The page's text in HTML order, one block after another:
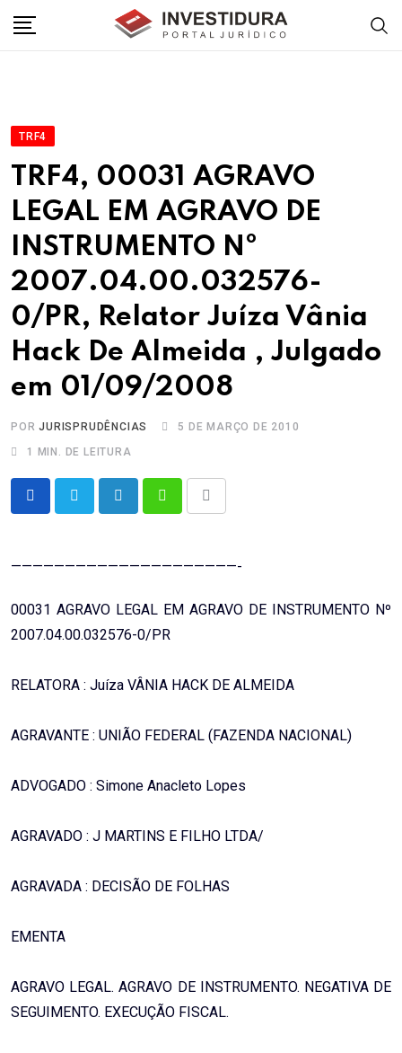
TRF4
TRF4, 00031 AGRAVO
LEGAL EM AGRAVO DE
INSTRUMENTO Nº
2007.04.00.032576-
0/PR, Relator Juíza Vânia
Hack De Almeida , Julgado
em 01/09/2008
PORJURISPRUDÊNCIAS
5 DE MARÇO DE 2010
1 MIN. DE LEITURA
LinkedIn WhatsappShare
—————————————————————-
00031 AGRAVO LEGAL EM AGRAVO DE INSTRUMENTO Nº
2007.04.00.032576-0/PR
RELATORA : Juíza VÂNIA HACK DE ALMEIDA
AGRAVANTE : UNIÃO FEDERAL (FAZENDA NACIONAL)
ADVOGADO : Simone Anacleto Lopes
AGRAVADO : J MARTINS E FILHO LTDA/
AGRAVADA : DECISÃO DE FOLHAS
EMENTA
AGRAVO LEGAL. AGRAVO DE INSTRUMENTO. NEGATIVA DE
SEGUIMENTO. EXECUÇÃO FISCAL.